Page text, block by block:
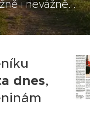
i nevážně...
dnes,